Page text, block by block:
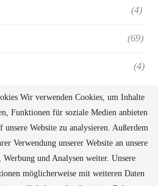
(4)
(69)
(4)
Wir verwenden Cookies, um Inhalte
Funktionen für soziale Medien anbieten
Website zu analysieren. Außerdem
Verwendung unserer Website an unsere
und Analysen weiter. Unsere
möglicherweise mit weiteren Daten